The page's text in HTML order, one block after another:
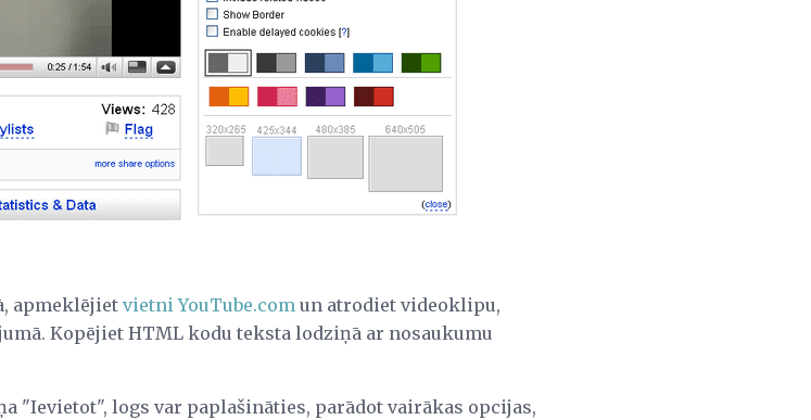
apmeklējiet vietni YouTube.com un atrodiet videoklipu,
Kopējiet HTML kodu teksta lodziņā ar nosaukumu
"Ievietot", logs var paplašināties, parādot vairākas opcijas,